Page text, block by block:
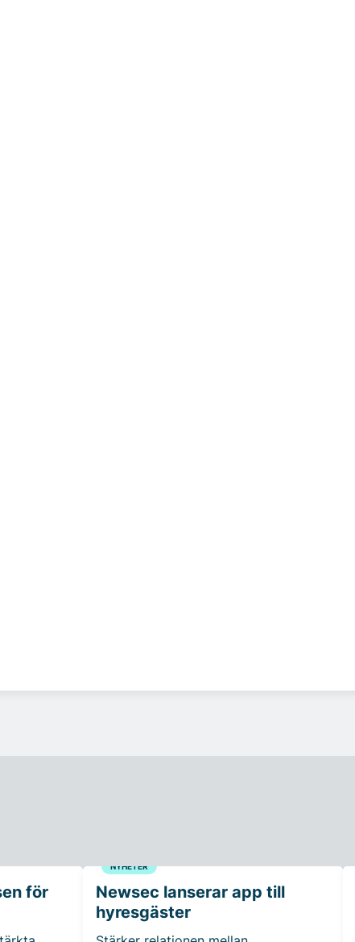
för
NYHETER
Newsec lanserar app till
hyresgäster